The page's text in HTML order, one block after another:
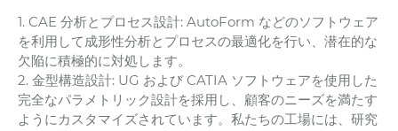
1. CAE 分析とプロセス設計: AutoForm などのソフトウェア
を利用して成形性分析とプロセスの最適化を行い、潜在的な
欠陥に積極的に対処します。
2. 金型構造設計: UG および CATIA ソフトウェアを使用した
完全なパラメトリック設計を採用し、顧客のニーズを満たす
ようにカスタマイズされています。私たちの工場には、研究